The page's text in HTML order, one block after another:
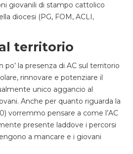
giovanili di stampo cattolico
diocesi (PG, FOM, ACLI,
territorio
la presenza di AC sul territorio
rinnovare e potenziare il
unico aggancio al
Anche per quanto riguarda la
vorremmo pensare a come l’AC
presente laddove i percorsi
a mancare e i giovani